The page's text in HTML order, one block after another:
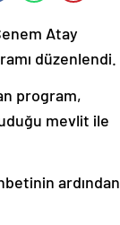
Atay
düzenlendi.
program,
mevlit ile
ardından